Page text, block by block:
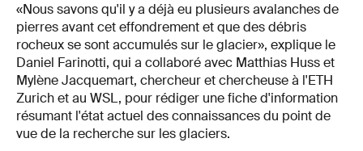
«Nous savons qu'il y a déjà eu plusieurs avalanches de
pierres avant cet effondrement et que des débris
rocheux se sont accumulés sur le glacier», explique le
Daniel Farinotti, qui a collaboré avec Matthias Huss et
Mylène Jacquemart, chercheur et chercheuse à l'ETH
Zurich et au WSL, pour rédiger une fiche d'information
résumant l'état actuel des connaissances du point de
vue de la recherche sur les glaciers.